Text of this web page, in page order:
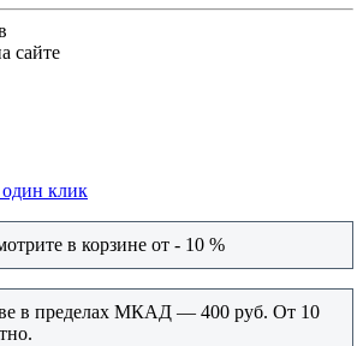
сайте
клик
в корзине от - 10 %
в пределах МКАД — 400 руб. От 10